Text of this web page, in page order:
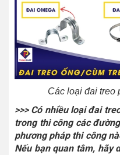
Các loại đai treo
>>> Có nhiều loại đai
trong thi công các
phương pháp thi công
Nếu bạn quan tâm, hãy